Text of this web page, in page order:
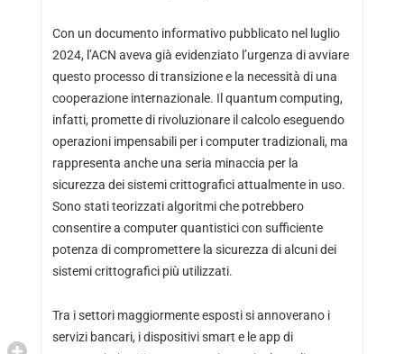
Con un documento informativo pubblicato nel luglio
2024, l’ACN aveva già evidenziato l’urgenza di avviare
questo processo di transizione e la necessità di una
cooperazione internazionale. Il quantum computing,
infatti, promette di rivoluzionare il calcolo eseguendo
operazioni impensabili per i computer tradizionali, ma
rappresenta anche una seria minaccia per la
sicurezza dei sistemi crittografici attualmente in uso.
Sono stati teorizzati algoritmi che potrebbero
consentire a computer quantistici con sufficiente
potenza di compromettere la sicurezza di alcuni dei
sistemi crittografici più utilizzati.
Tra i settori maggiormente esposti si annoverano i
servizi bancari, i dispositivi smart e le app di